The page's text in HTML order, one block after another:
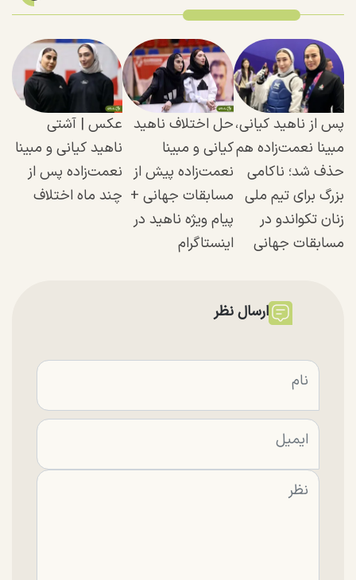
پس از ناهید کیانی،
مبینا نعمت‌زاده هم
حذف شد؛ ناکامی
بزرگ برای تیم ملی
زنان تکواندو در
مسابقات جهانی
حل اختلاف ناهید
کیانی و مبینا
نعمت‌زاده پیش از
مسابقات جهانی +
پیام ویژه ناهید در
اینستاگرام
عکس | آشتی
ناهید کیانی و مبینا
نعمت‌زاده پس از
چند ماه اختلاف
ارسال نظر